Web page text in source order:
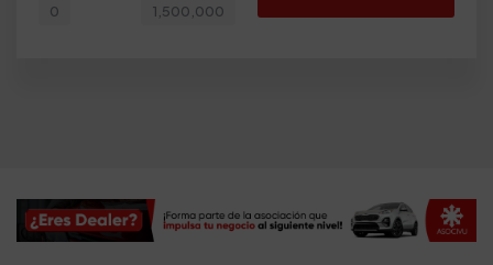
0 1,500,000